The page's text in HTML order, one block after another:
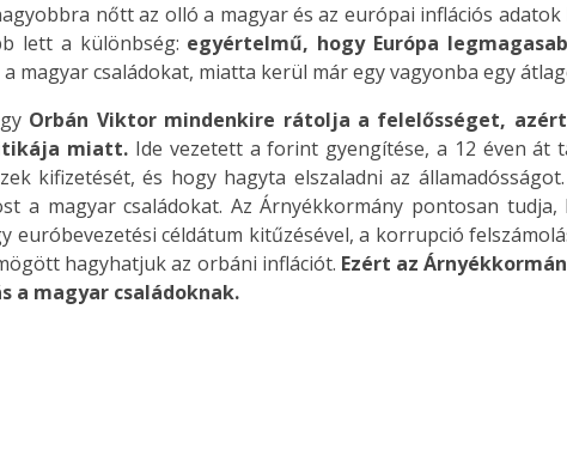
nőtt az olló a magyar és az európai inflációs
lett a különbség: egyértelmű, hogy Európa
magyar családokat, miatta kerül már egy vagyonba egy
Orbán Viktor mindenkire rátolja a felelősséget,
miatt. Ide vezetett a forint gyengítése, a 12 éven át
kifizetését, és hogy hagyta elszaladni az
a magyar családokat. Az Árnyékkormány pontosan
euróbevezetési céldátum kitűzésével, a korrupció
hagyhatjuk az orbáni inflációt. Ezért az
a magyar családoknak.